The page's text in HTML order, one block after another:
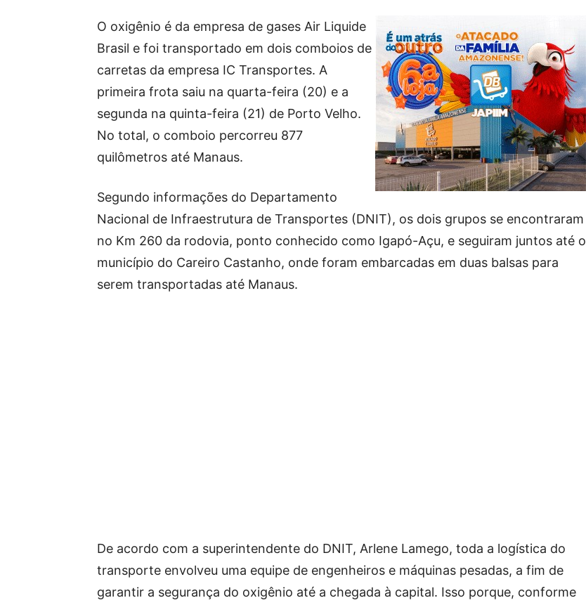
O oxigênio é da empresa de gases Air Liquide
Brasil e foi transportado em dois comboios de
carretas da empresa IC Transportes. A
primeira frota saiu na quarta-feira (20) e a
segunda na quinta-feira (21) de Porto Velho.
No total, o comboio percorreu 877
quilômetros até Manaus.
Segundo informações do Departamento
Nacional de Infraestrutura de Transportes (DNIT), os dois grupos se encontraram
no Km 260 da rodovia, ponto conhecido como Igapó-Açu, e seguiram juntos até o
município do Careiro Castanho, onde foram embarcadas em duas balsas para
serem transportadas até Manaus.
De acordo com a superintendente do DNIT, Arlene Lamego, toda a logística do
transporte envolveu uma equipe de engenheiros e máquinas pesadas, a fim de
garantir a segurança do oxigênio até a chegada à capital. Isso porque, conforme